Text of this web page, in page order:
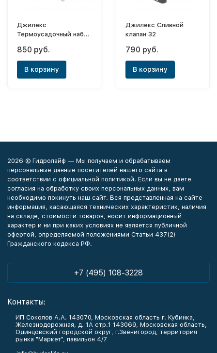
Джилекс
Термоусадочный набор
кабеля
850 руб.
В корзину
Джилекс Сливной
клапан 32
790 руб.
В корзину
2026 © Гидролайф — Мы получаем и обрабатываем
персональные данные посетителей нашего сайта в
соответствии с официальной политикой. Если вы не даете
согласия на обработку своих персональных данных, вам
необходимо покинуть наш сайт. Вся представленная на сайте
информация, касающаяся технических характеристик, наличия
на складе, стоимости товаров, носит информационный
характер и ни при каких условиях не является публичной
офертой, определяемой положениями Статьи 437(2)
Гражданского кодекса РФ.
+7 (495) 108-3228
Контакты:
ИП Соколов А.А. 143070, Московская область г. Кубинка,
Железнодорожная, д. 1А стр.1 143069, Московская область,
Одинцовский городской округ, г.Звенигород, территория
рынка "Маркет", павильон 4/7